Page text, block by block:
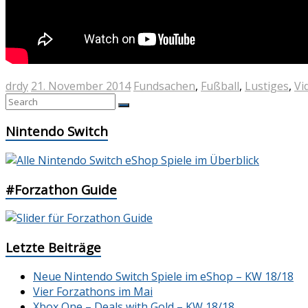
drdy 21. November 2014 Fundsachen, Fußball, Lustiges,
Nintendo Switch
#Forzathon Guide
Letzte Beiträge
Neue Nintendo Switch Spiele im eShop – KW 18/18
Vier Forzathons im Mai